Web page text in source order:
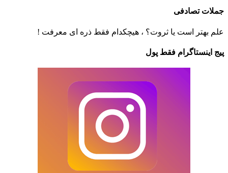
جملات تصادفی
علم بهتر است یا ثروت؟ ، هیچکدام فقط ذره ای معرفت !
پیج اینستاگرام فقط پول